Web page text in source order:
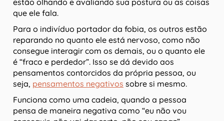
estão olhando e avaliando sua postura ou as coisas
que ele fala.
Para o indivíduo portador da fobia, os outros estão
reparando no quanto ele está nervoso, como não
consegue interagir com os demais, ou o quanto ele
é “fraco e perdedor”. Isso se dá devido aos
pensamentos contorcidos da própria pessoa, ou
seja, pensamentos negativos sobre si mesmo.
Funciona como uma cadeia, quando a pessoa
pensa de maneira negativa como “eu não vou